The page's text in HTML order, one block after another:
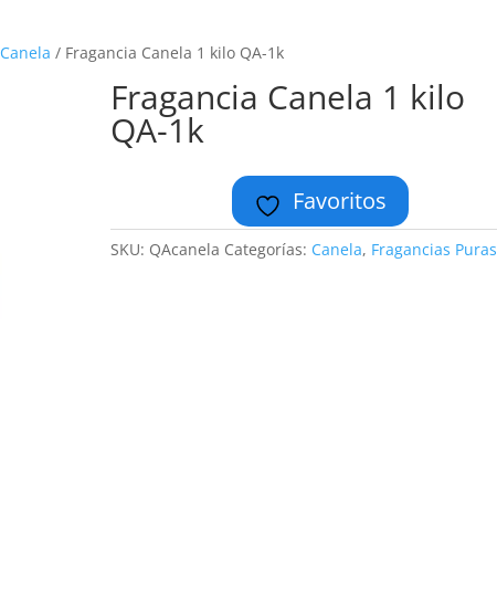
Canela / Fragancia Canela 1 kilo QA-1k
Fragancia Canela 1 kilo
QA-1k
Favoritos
SKU: QAcanela Categorías: Canela, Fragancias Puras